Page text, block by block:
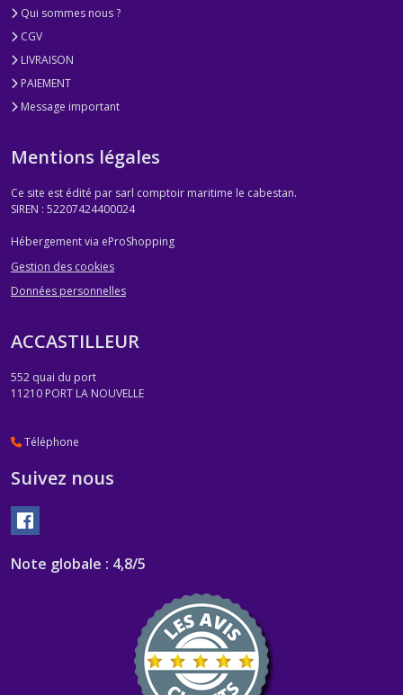
Qui sommes nous ?
CGV
LIVRAISON
PAIEMENT
Message important
Mentions légales
Ce site est édité par sarl comptoir maritime le cabestan.
SIREN : 52207424400024
Hébergement via eProShopping
Gestion des cookies
Données personnelles
ACCASTILLEUR
552 quai du port
11210 PORT LA NOUVELLE
Téléphone
Suivez nous
Note globale : 4,8/5